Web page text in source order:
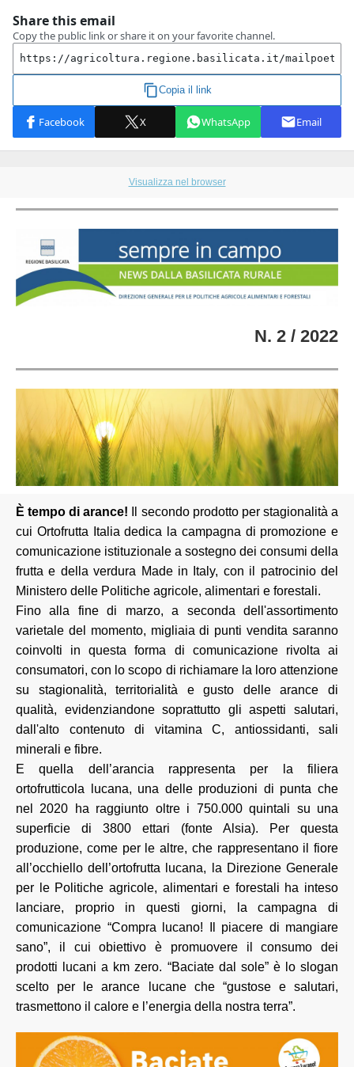
Visualizza nel browser
N. 2 / 2022
È tempo di arance! Il secondo prodotto per stagionalità a
cui Ortofrutta Italia dedica la campagna di promozione e
comunicazione istituzionale a sostegno dei consumi della
frutta e della verdura Made in Italy, con il patrocinio del
Ministero delle Politiche agricole, alimentari e forestali.
Fino alla fine di marzo, a seconda dell'assortimento
varietale del momento, migliaia di punti vendita saranno
coinvolti in questa forma di comunicazione rivolta ai
consumatori, con lo scopo di richiamare la loro attenzione
su stagionalità, territorialità e gusto delle arance di
qualità, evidenziandone soprattutto gli aspetti salutari,
dall'alto contenuto di vitamina C, antiossidanti, sali
minerali e fibre.
E quella dell’arancia rappresenta per la filiera
ortofrutticola lucana, una delle produzioni di punta che
nel 2020 ha raggiunto oltre i 750.000 quintali su una
superficie di 3800 ettari (fonte Alsia). Per questa
produzione, come per le altre, che rappresentano il fiore
all’occhiello dell’ortofrutta lucana, la Direzione Generale
per le Politiche agricole, alimentari e forestali ha inteso
lanciare, proprio in questi giorni, la campagna di
comunicazione “Compra lucano! Il piacere di mangiare
sano”, il cui obiettivo è promuovere il consumo dei
prodotti lucani a km zero. “Baciate dal sole” è lo slogan
scelto per le arance lucane che “gustose e salutari,
trasmettono il calore e l’energia della nostra terra”.